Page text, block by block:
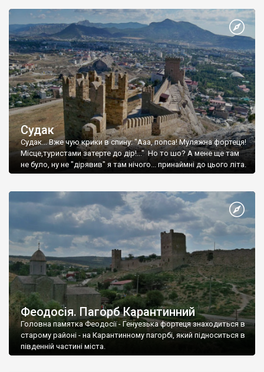
Судак
Судак... Вже чую крики в спину: "Ааа, попса! Муляжна фортеця!
Місце,туристами затерте до дір!..." Но то шо? А мене ще там
не було, ну не "дірявив" я там нічого... принаймні до цього літа.
Феодосія. Пагорб Карантинний
Головна памятка Феодосії - Генуезька фортеця знаходиться в
старому районі - на Карантинному пагорбі, який підноситься в
південній частині міста.